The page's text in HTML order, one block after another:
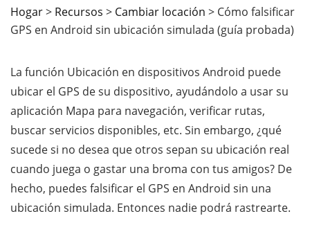
Hogar> Recursos > Cambiar locación > Cómo falsificar
GPS en Android sin ubicación simulada (guía probada)
La función Ubicación en dispositivos Android puede
ubicar el GPS de su dispositivo, ayudándolo a usar su
aplicación Mapa para navegación, verificar rutas,
buscar servicios disponibles, etc. Sin embargo, ¿qué
sucede si no desea que otros sepan su ubicación real
cuando juega o gastar una broma con tus amigos? De
hecho, puedes falsificar el GPS en Android sin una
ubicación simulada. Entonces nadie podrá rastrearte.